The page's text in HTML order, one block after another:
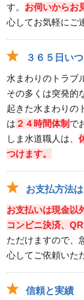
す。 お伺いからお
心してお気軽にご
３６５日い
水まわりのトラブ
その多くは突発的
起きた水まわりの
は ２４時間体制 で
しま水道職人は、
つけます。
お支払方法
お支払いは現金以
コンビニ決済、
ただけますので、
心してご依頼いた
信頼と実績